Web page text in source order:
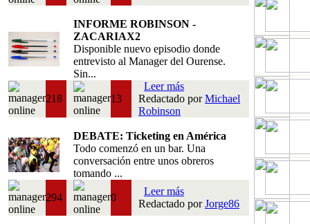
INFORME ROBINSON -
ZACARIAX2
Disponible nuevo episodio donde
entrevisto al Manager del Ourense.
Sin...
218 13
Leer más
Redactado porMichael
Robinson
DEBATE: Ticketing en América
Todo comenzó en un bar. Una
conversación entre unos obreros
tomando ...
294 0
Leer más
Redactado porJorge86